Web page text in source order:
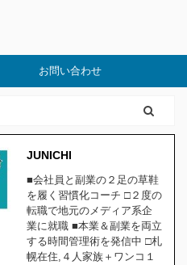
お問い合わせ
JUNICHI
■会社員と副業の２足の草鞋
を履く習慣化コーチ □２度の
転職で地元のメディア系企
業に就職 ■本業＆副業を両立
する時間管理術を発信中 □札
幌在住,４人家族＋ワンコ１